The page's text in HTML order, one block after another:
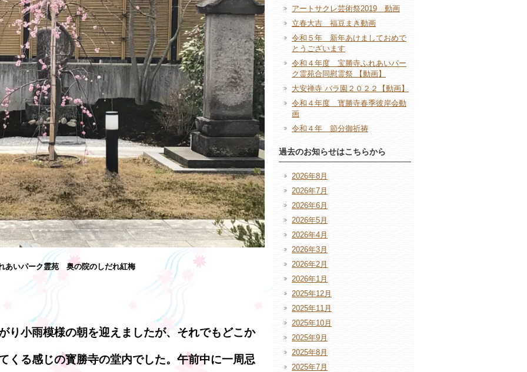
あいパーク霊苑 奥の院のしだれ紅梅
り小雨模様の朝を迎えましたが、それでもどこか
くる感じの寳勝寺の堂内でした。午前中に一周忌
アートサクレ芸術祭2019 動画
立春大吉 福豆まき動画
令和５年 新年あけましておめで
とうございます
令和４年度 宝勝寺ふれあいパー
ク霊苑合同慰霊祭 【動画】
大安禅寺 バラ園２０２２【動画】
令和４年度 寳勝寺春季彼岸会動
画
令和４年 節分御祈祷
過去のお知らせはこちらから
2026年8月
2026年7月
2026年6月
2026年5月
2026年4月
2026年3月
2026年2月
2026年1月
2025年12月
2025年11月
2025年10月
2025年9月
2025年8月
2025年7月